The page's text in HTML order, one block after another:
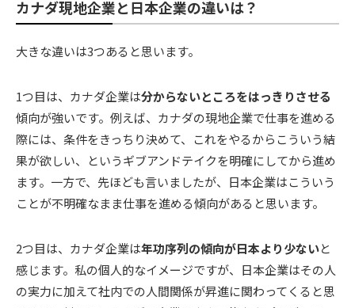
カナダ現地企業と日本企業の違いは？
大きな違いは3つあると思います。
1つ目は、カナダ企業は分からないところをはっきりさせる
傾向が強いです。例えば、カナダの現地企業で仕事を進める
際には、条件をきっちり決めて、これをやるからこういう結
果が欲しい、というギブアンドテイクを明確にしてから進め
ます。一方で、先ほども言いましたが、日本企業はこういう
ことが不明確なまま仕事を進める傾向があると思います。
2つ目は、カナダ企業は年功序列の傾向が日本より少ないと
感じます。私の個人的なイメージですが、日本企業はその人
の実力に加えて社内での人間関係が昇進に関わってくると思